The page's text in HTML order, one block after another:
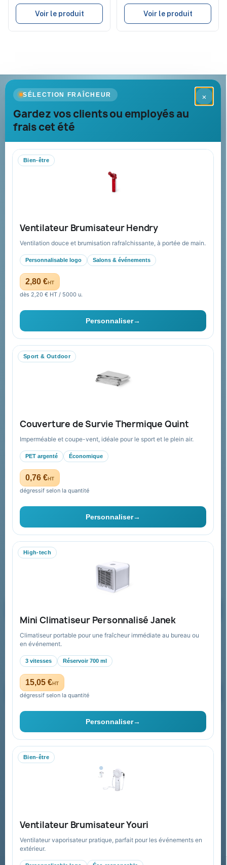
Voir le produit Voir le produit
×
SÉLECTION FRAÎCHEUR
Gardez vos clients ou employés au
frais cet été
Bien-être
Ventilateur Brumisateur Hendry
Ventilation douce et brumisation rafraîchissante, à portée de main.
Personnalisable logo Salons & événements
2,80 €HT
dès 2,20 € HT / 5000 u.
Personnaliser→
Sport & Outdoor
Couverture de Survie Thermique Quint
Imperméable et coupe-vent, idéale pour le sport et le plein air.
PET argenté Économique
0,76 €HT
dégressif selon la quantité
Personnaliser→
High-tech
Mini Climatiseur Personnalisé Janek
Climatiseur portable pour une fraîcheur immédiate au bureau ou
en événement.
3 vitesses Réservoir 700 ml
15,05 €HT
dégressif selon la quantité
Personnaliser→
Bien-être
Ventilateur Brumisateur Youri
Ventilateur vaporisateur pratique, parfait pour les événements en
extérieur.
Goodies Pub France
Objets publicitaires · par Promenoch
Votre partenaire B2B pour les goodies et cadeaux d’affaires
collectivités et administrations.
Mandat administratif & Chorus Pro
Nouveautés
Catalogue goodies
Cadeaux de fin d’année
À propos
Nos expertises &
accompagnement global
Ils nous ont fait confiance
Livraison
Nous contacter
FAQ sur Promenoch Goodies Pub France
Conditions de retour
Paiement sécurisé
Plan du site
Contact & devis
06 09 53 17 41
WhatsApp
equipe@promenoch-goodies.com
Recevez nos offres spéciales
Vous pouvez vous désinscrire à tout moment. Vous trouverez pour
cela nos informations de contact dans les conditions d'utilisation du
site.
Collectivités & administrations
Devis, mandat administratif et facturation Chorus Pro